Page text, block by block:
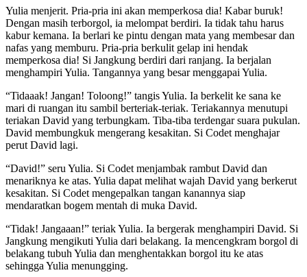
Yulia menjerit. Pria-pria ini akan memperkosa dia! Kabar buruk!
Dengan masih terborgol, ia melompat berdiri. Ia tidak tahu harus
kabur kemana. Ia berlari ke pintu dengan mata yang membesar dan
nafas yang memburu. Pria-pria berkulit gelap ini hendak
memperkosa dia! Si Jangkung berdiri dari ranjang. Ia berjalan
menghampiri Yulia. Tangannya yang besar menggapai Yulia.
“Tidaaak! Jangan! Toloong!” tangis Yulia. Ia berkelit ke sana ke
mari di ruangan itu sambil berteriak-teriak. Teriakannya menutupi
teriakan David yang terbungkam. Tiba-tiba terdengar suara pukulan.
David membungkuk mengerang kesakitan. Si Codet menghajar
perut David lagi.
“David!” seru Yulia. Si Codet menjambak rambut David dan
menariknya ke atas. Yulia dapat melihat wajah David yang berkerut
kesakitan. Si Codet mengepalkan tangan kanannya siap
mendaratkan bogem mentah di muka David.
“Tidak! Jangaaan!” teriak Yulia. Ia bergerak menghampiri David. Si
Jangkung mengikuti Yulia dari belakang. Ia mencengkram borgol di
belakang tubuh Yulia dan menghentakkan borgol itu ke atas
sehingga Yulia menungging.